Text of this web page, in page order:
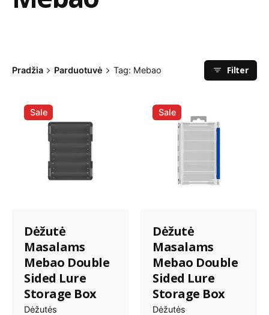
Pradžia Parduotuvė Tag: Mebao Filter
Sale
Dėžutė
Masalams
Mebao Double
Sided Lure
Storage Box
Dėžutės
Sale
Dėžutė
Masalams
Mebao Double
Sided Lure
Storage Box
Dėžutės